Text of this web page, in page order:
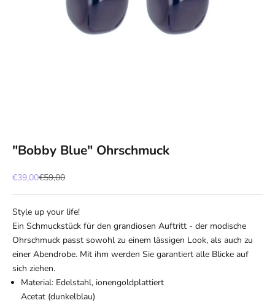
"Bobby Blue" Ohrschmuck
Angebot
€39,00Regulärer Preis
€59,00
Style up your life!
Ein Schmuckstück für den grandiosen Auftritt - der modische
Ohrschmuck passt sowohl zu einem lässigen Look, als auch zu
einer Abendrobe. Mit ihm werden Sie garantiert alle Blicke auf
sich ziehen.
Material: Edelstahl, ionengoldplattiert
Acetat (dunkelblau)